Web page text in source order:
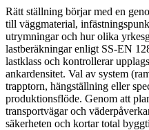
Rätt ställning börjar med en
till väggmaterial,
utrymningar och hur olika
lastberäkningar enligt SS-EN
lastklass och kontrollerar
ankardensitet. Val av system
trapptorn, hängställning eller
produktionsflöde. Genom att
transportvägar och
säkerheten och kortar total